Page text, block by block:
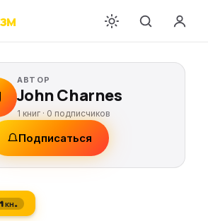
АВТОР
John Charnes
1 книг · 0 подписчиков
Подписаться
1 кн.